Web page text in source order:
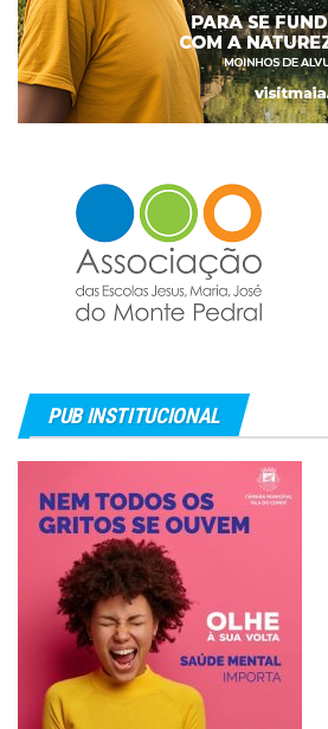
PUB INSTITUCIONAL